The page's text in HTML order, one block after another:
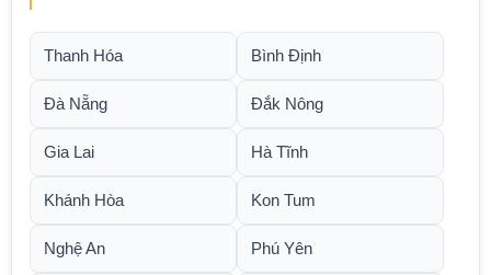
Thanh Hóa Bình Định
Đà Nẵng Đắk Nông
Gia Lai Hà Tĩnh
Khánh Hòa Kon Tum
Nghệ An Phú Yên